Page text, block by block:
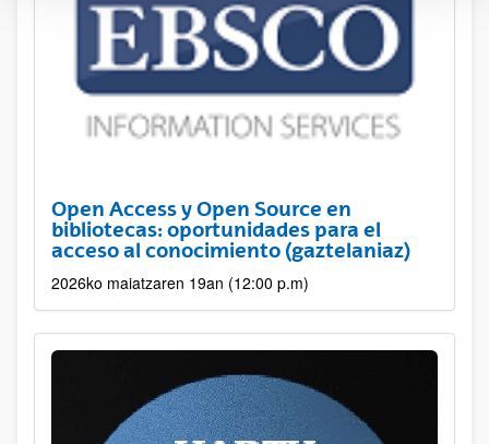
Open Access y Open Source en
bibliotecas: oportunidades para el
acceso al conocimiento (gaztelaniaz)
2026ko maiatzaren 19an (12:00 p.m)